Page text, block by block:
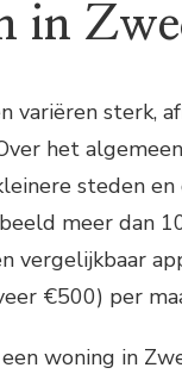
in
variëren sterk,
het
steden
meer dan
vergelijkbaar
€500) per
woning in